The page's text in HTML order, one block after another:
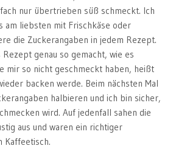
nur übertrieben süß schmeckt. Ich
am liebsten mit Frischkäse oder
die Zuckerangaben in jedem Rezept.
genau so gemacht, wie es
mir so nicht geschmeckt haben, heißt
backen werde. Beim nächsten Mal
halbieren und ich bin sicher,
wird. Auf jedenfall sahen die
aus und waren ein richtiger
Kaffeetisch.